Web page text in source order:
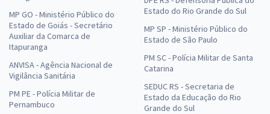
MP GO - Ministério Público do
Estado de Goiás - Secretário
Auxiliar da Comarca de
Itapuranga
ANVISA - Agência Nacional de
Vigilância Sanitária
PM PE - Polícia Militar de
Pernambuco
Estado do Rio Grande do Sul
MP SP - Ministério Público do
Estado de São Paulo
PM SC - Polícia Militar de Santa
Catarina
SEDUC RS - Secretaria de
Estado da Educação do Rio
Grande do Sul